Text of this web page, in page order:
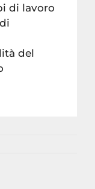
di lavoro
del